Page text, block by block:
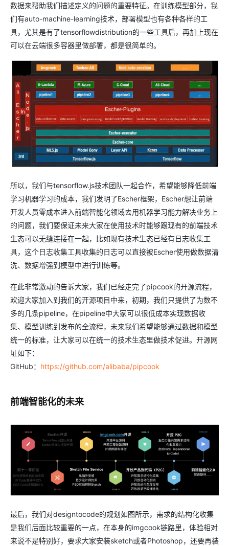
数据来帮助我们描述定义的问题的重要特征。在训练模型部分，我
们有auto-machine-learning技术，部署模型也有各种各样的工
具，尤其是有了tensorflowdistribution的一些工具后，再加上现在
可以在云端很多容器里做部署，都是很简单的。
所以，我们与tensorflow.js技术团队一起合作，希望能够降低前端
学习机器学习的成本，我们发明了Escher框架，Escher想让前端
开发人员零成本进入前端智能化领域去用机器学习能力解决业务上
的问题，我们要保证未来大家在使用技术时能够跟现有的前端技术
生态可以无缝连接在一起，比如现有技术生态已经有日志收集工
具，这个日志收集工具收集的日志可以直接被Escher使用做数据清
洗、数据增强到模型中进行训练等。
在此非常激动的告诉大家，我们已经走完了pipcook的开源流程，
欢迎大家加入到我们的开源项目中来，初期，我们只提供了为数不
多的几条pipeline，在pipeline中大家可以很低成本实现数据收
集、模型训练到发布的全流程，未来我们希望能够通过数据和模型
统一的标准，让大家可以在统一的技术生态里做技术促进。开源网
址如下：
GitHub： https://github.com/alibaba/pipcook
前端智能化的未来
最后，我们对designtocode的规划如图所示，需求的结构化收集
是我们后面比较重要的一点，在本身的imgcook链路里，体验相对
来说不是特别好，要求大家安装sketch或者Photoshop，还要再装